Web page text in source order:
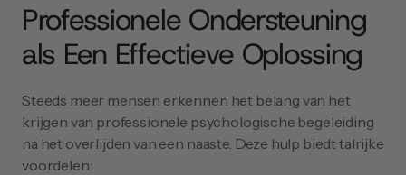
Professionele Ondersteuning
als Een Effectieve Oplossing
Steeds meer mensen erkennen het belang van het
krijgen van professionele psychologische begeleiding
na het overlijden van een naaste. Deze hulp biedt talrijke
voordelen: